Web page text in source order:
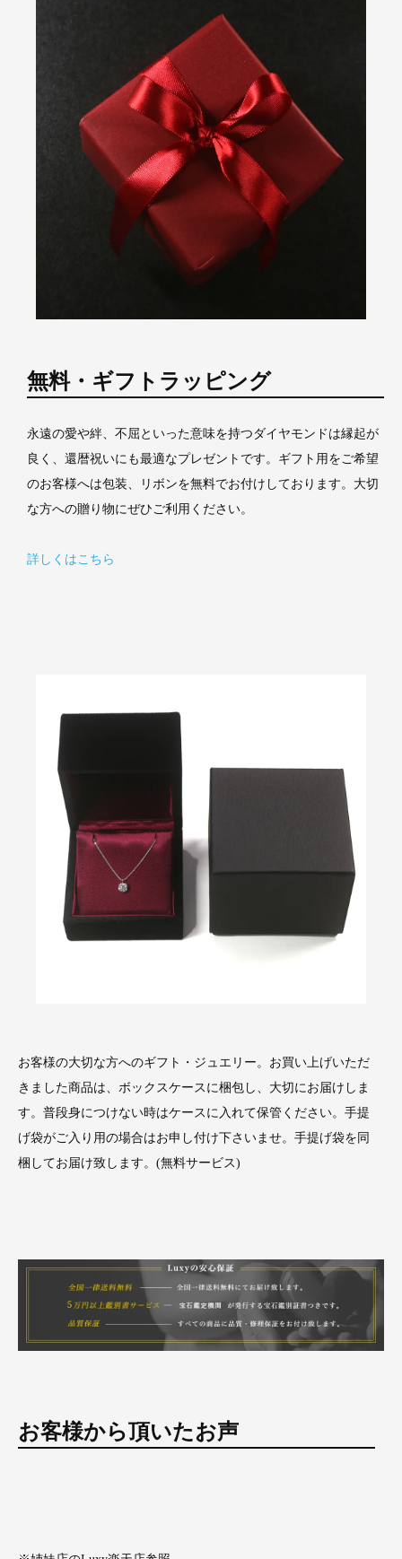
無料・ギフトラッピング
永遠の愛や絆、不屈といった意味を持つダイヤモンドは縁起が
良く、還暦祝いにも最適なプレゼントです。ギフト用をご希望
のお客様へは包装、リボンを無料でお付けしております。大切
な方への贈り物にぜひご利用ください。
詳しくはこちら
お客様の大切な方へのギフト・ジュエリー。お買い上げいただ
きました商品は、ボックスケースに梱包し、大切にお届けしま
す。普段身につけない時はケースに入れて保管ください。手提
げ袋がご入り用の場合はお申し付け下さいませ。手提げ袋を同
梱してお届け致します。(無料サービス)
お客様から頂いたお声